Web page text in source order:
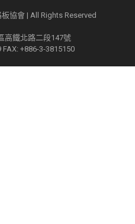
協會 | All Rights Reserved
高鐵北路二段147號
FAX: +886-3-3815150